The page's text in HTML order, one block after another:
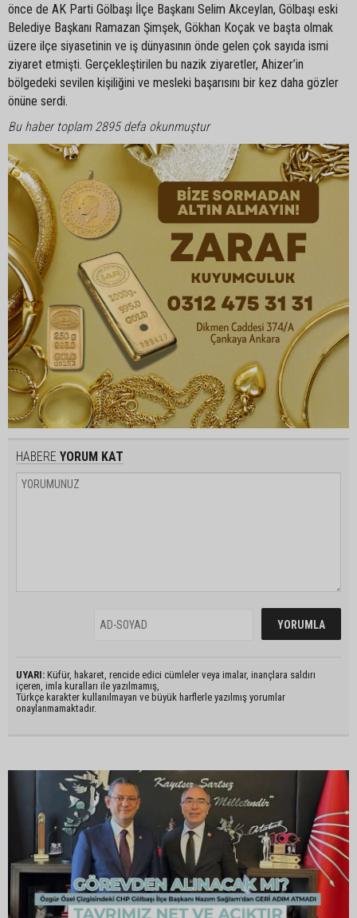
önce de AK Parti Gölbaşı İlçe Başkanı Selim Akceylan, Gölbaşı eski
Belediye Başkanı Ramazan Şimşek, Gökhan Koçak ve başta olmak
üzere ilçe siyasetinin ve iş dünyasının önde gelen çok sayıda ismi
ziyaret etmişti. Gerçekleştirilen bu nazik ziyaretler, Ahizer’in
bölgedeki sevilen kişiliğini ve mesleki başarısını bir kez daha gözler
önüne serdi.
Bu haber toplam 2895 defa okunmuştur
HABERE YORUM KAT
UYARI: Küfür, hakaret, rencide edici cümleler veya imalar, inançlara saldırı
içeren, imla kuralları ile yazılmamış,
Türkçe karakter kullanılmayan ve büyük harflerle yazılmış yorumlar
onaylanmamaktadır.